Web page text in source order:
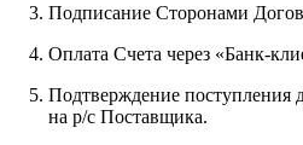
Подписание Сторонами
Оплата Счета через «Банк-
Подтверждение поступления
на р/с Поставщика.